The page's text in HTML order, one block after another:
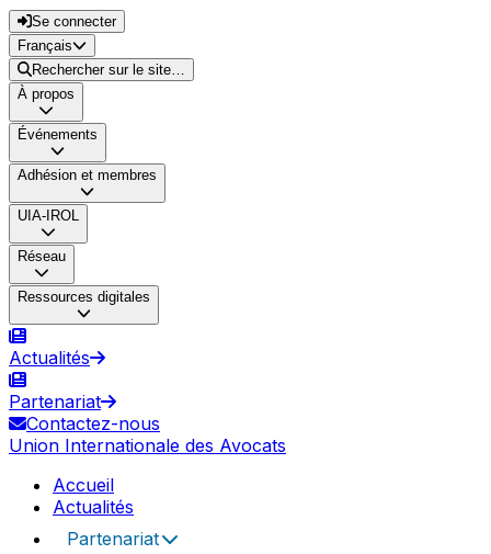
Se connecter
Français
Rechercher sur le site…
À propos
Événements
Adhésion et membres
UIA-IROL
Réseau
Ressources digitales
Actualités
Partenariat
Contactez-nous
Union Internationale des Avocats
Accueil
Actualités
Partenariat